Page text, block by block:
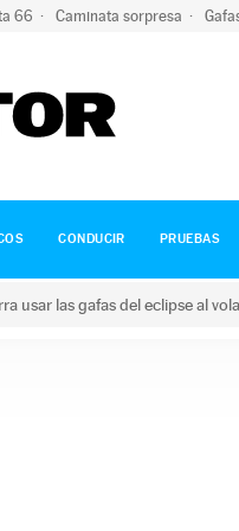
66 Caminata sorpresa
CONDUCIR PRUEBAS
usar las gafas del eclipse al